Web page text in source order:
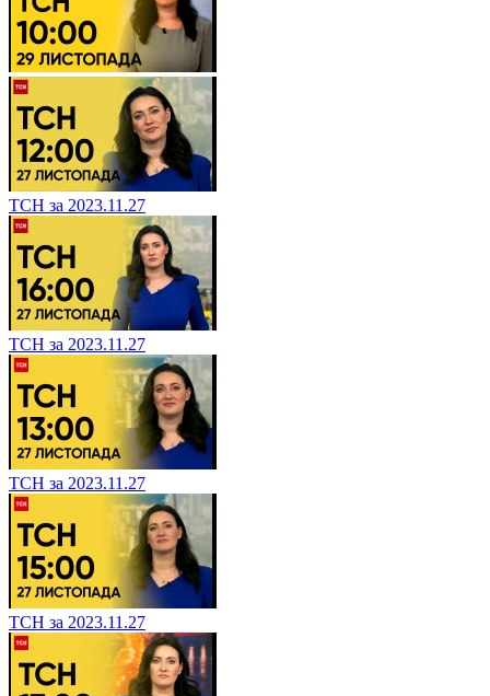
ТСН за 2023.11.27
ТСН за 2023.11.27
ТСН за 2023.11.27
ТСН за 2023.11.27